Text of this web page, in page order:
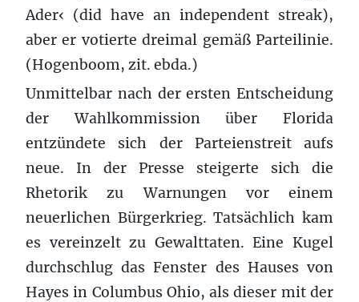
Ader‹ (did have an independent streak),
aber er votierte dreimal gemäß Parteilinie.
(Hogenboom, zit. ebda.)
Unmittelbar nach der ersten Entscheidung
der Wahlkommission über Florida
entzündete sich der Parteienstreit aufs
neue. In der Presse steigerte sich die
Rhetorik zu Warnungen vor einem
neuerlichen Bürgerkrieg. Tatsächlich kam
es vereinzelt zu Gewalttaten. Eine Kugel
durchschlug das Fenster des Hauses von
Hayes in Columbus Ohio, als dieser mit der